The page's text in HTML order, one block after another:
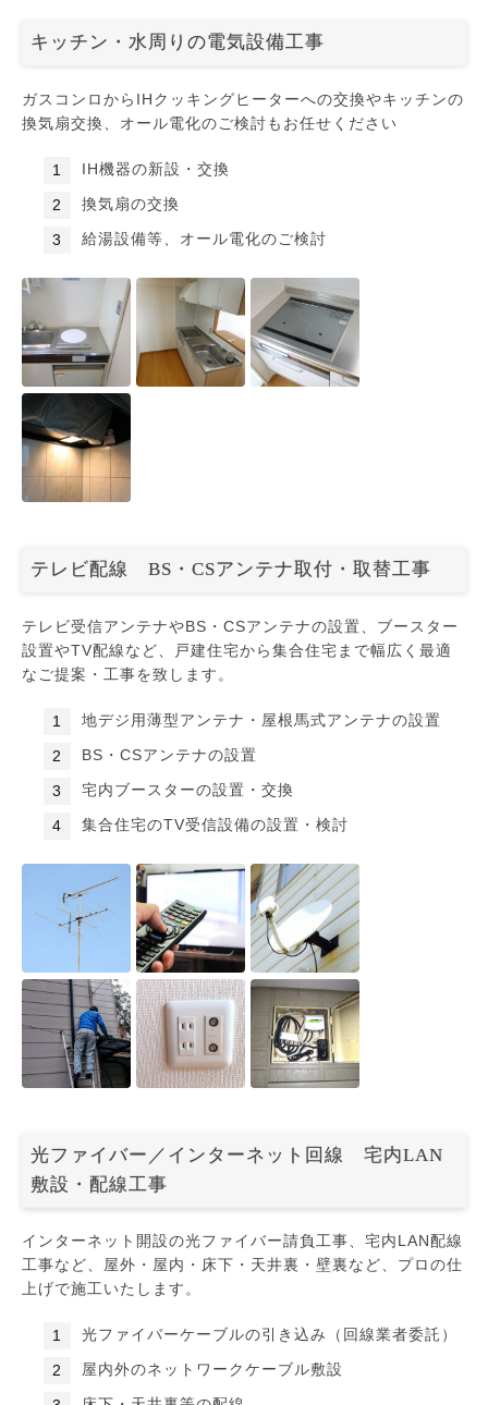
キッチン・水周りの電気設備工事
ガスコンロからIHクッキングヒーターへの交換やキッチンの
換気扇交換、オール電化のご検討もお任せください
IH機器の新設・交換
換気扇の交換
給湯設備等、オール電化のご検討
テレビ配線 BS・CSアンテナ取付・取替工事
テレビ受信アンテナやBS・CSアンテナの設置、ブースター
設置やTV配線など、戸建住宅から集合住宅まで幅広く最適
なご提案・工事を致します。
地デジ用薄型アンテナ・屋根馬式アンテナの設置
BS・CSアンテナの設置
宅内ブースターの設置・交換
集合住宅のTV受信設備の設置・検討
光ファイバー／インターネット回線 宅内LAN
敷設・配線工事
インターネット開設の光ファイバー請負工事、宅内LAN配線
工事など、屋外・屋内・床下・天井裏・壁裏など、プロの仕
上げで施工いたします。
光ファイバーケーブルの引き込み（回線業者委託）
屋内外のネットワークケーブル敷設